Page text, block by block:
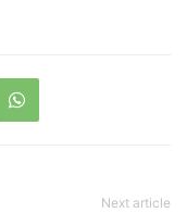
Next article